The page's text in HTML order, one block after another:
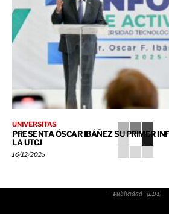
UNIVERSITAS
PRESENTA ÓSCAR IBÁÑEZ SU PRIMER
LA UTCJ
16/12/2025
- Publicidad - (LB4)